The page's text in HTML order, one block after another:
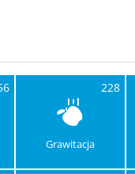
228
Grawitacja